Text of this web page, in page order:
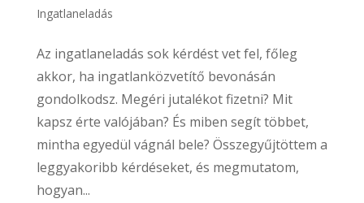
Ingatlaneladás
Az ingatlaneladás sok kérdést vet fel, főleg
akkor, ha ingatlanközvetítő bevonásán
gondolkodsz. Megéri jutalékot fizetni? Mit
kapsz érte valójában? És miben segít többet,
mintha egyedül vágnál bele? Összegyűjtöttem a
leggyakoribb kérdéseket, és megmutatom,
hogyan...